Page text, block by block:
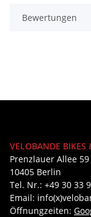
Bewertungen
VELOBANDE BIKES
Prenzlauer Allee 59
10405 Berlin
Tel. Nr.: +49 30 33
Email:
Öffnungzeiten: